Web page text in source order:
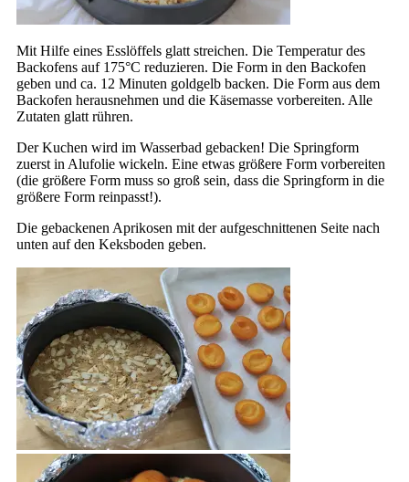
Mit Hilfe eines Esslöffels glatt streichen. Die Temperatur des
Backofens auf 175°C reduzieren. Die Form in den Backofen
geben und ca. 12 Minuten goldgelb backen. Die Form aus dem
Backofen herausnehmen und die Käsemasse vorbereiten. Alle
Zutaten glatt rühren.
Der Kuchen wird im Wasserbad gebacken! Die Springform
zuerst in Alufolie wickeln. Eine etwas größere Form vorbereiten
(die größere Form muss so groß sein, dass die Springform in die
größere Form reinpasst!).
Die gebackenen Aprikosen mit der aufgeschnittenen Seite nach
unten auf den Keksboden geben.